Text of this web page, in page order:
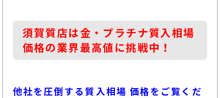
須賀質店は金・プラチナ質入相場
価格の業界最高値に挑戦中！
他社を圧倒する質入相場 価格をご覧くだ